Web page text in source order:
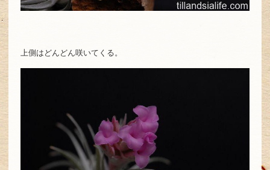
上側はどんどん咲いてくる。